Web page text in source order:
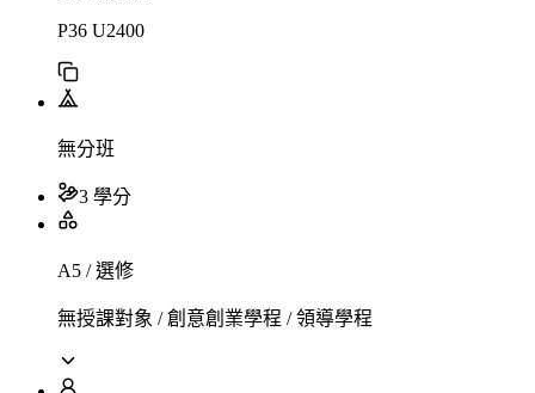
P36 U2400
無分班
3 學分
A5 / 選修
無授課對象 / 創意創業學程 / 領導學程